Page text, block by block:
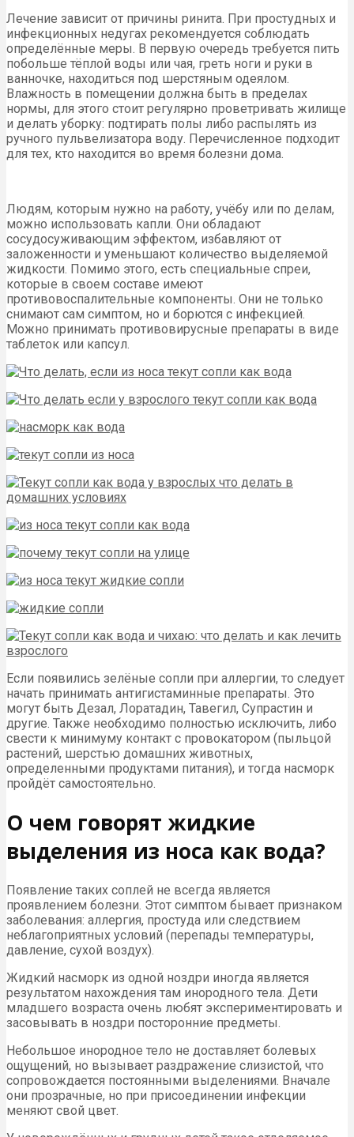
Лечение зависит от причины ринита. При простудных и
инфекционных недугах рекомендуется соблюдать
определённые меры. В первую очередь требуется пить
побольше тёплой воды или чая, греть ноги и руки в
ванночке, находиться под шерстяным одеялом.
Влажность в помещении должна быть в пределах
нормы, для этого стоит регулярно проветривать жилище
и делать уборку: подтирать полы либо распылять из
ручного пульвелизатора воду. Перечисленное подходит
для тех, кто находится во время болезни дома.
Людям, которым нужно на работу, учёбу или по делам,
можно использовать капли. Они обладают
сосудосуживающим эффектом, избавляют от
заложенности и уменьшают количество выделяемой
жидкости. Помимо этого, есть специальные спреи,
которые в своем составе имеют
противовоспалительные компоненты. Они не только
снимают сам симптом, но и борются с инфекцией.
Можно принимать противовирусные препараты в виде
таблеток или капсул.
Если появились зелёные сопли при аллергии, то следует
начать принимать антигистаминные препараты. Это
могут быть Дезал, Лоратадин, Тавегил, Супрастин и
другие. Также необходимо полностью исключить, либо
свести к минимуму контакт с провокатором (пыльцой
растений, шерстью домашних животных,
определенными продуктами питания), и тогда насморк
пройдёт самостоятельно.
О чем говорят жидкие
выделения из носа как вода?
Появление таких соплей не всегда является
проявлением болезни. Этот симптом бывает признаком
заболевания: аллергия, простуда или следствием
неблагоприятных условий (перепады температуры,
давление, сухой воздух).
Жидкий насморк из одной ноздри иногда является
результатом нахождения там инородного тела. Дети
младшего возраста очень любят экспериментировать и
засовывать в ноздри посторонние предметы.
Небольшое инородное тело не доставляет болевых
ощущений, но вызывает раздражение слизистой, что
сопровождается постоянными выделениями. Вначале
они прозрачные, но при присоединении инфекции
меняют свой цвет.